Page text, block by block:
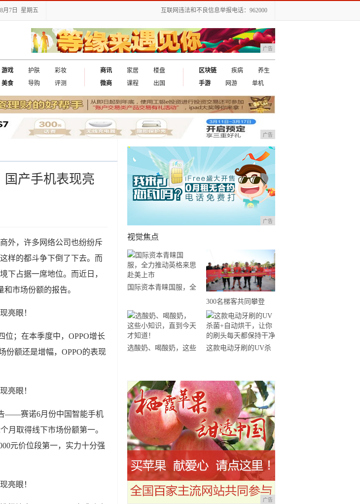
月7日 星期五 互联网违法和不良信息举报电话：962000
广告
游戏 护肤
彩妆
美食
导购 评测
商讯 家居
楼盘
微商
课程 出国
区块链 疾病
养生
手游
网游 单机
广告
国产手机表现亮
外，许多网络公司也纷纷斥
样的都斗争下倒了下去。而
下占据一席地位。而近日，
市场份额的报告。
位；在本季度中，OPPO增长
份额还是增幅，OPPO的表现
——赛诺6月份中国智能手机
月取得线下市场份额第一。
元价位段第一，实力十分强
广告
视觉焦点
国际资本青睐国服，全
市
300名梯客共同攀登
2019国际垂直马拉松超
级精英赛顺德海骏达中
心站欢乐开跑
选酸奶、喝酸奶，这些
这款电动牙刷的UV杀
广告